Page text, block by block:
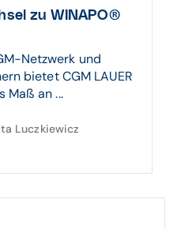
zu WINAPO®
Netzwerk und
bietet CGM LAUER
Maß an ...
Luczkiewicz